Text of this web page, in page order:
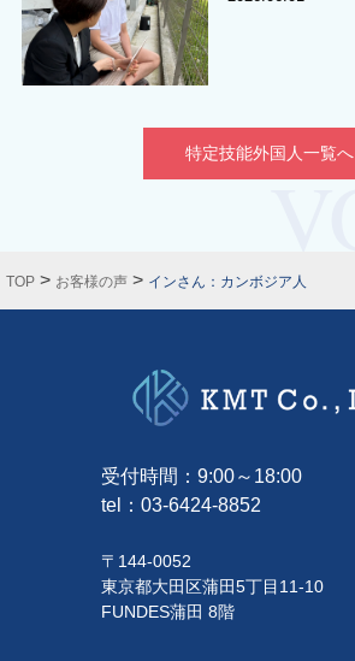
特定技能外国人一覧へ
TOP > お客様の声 > インさん：カンボジア人
受付時間：9:00～18:00
tel： 03-6424-8852
〒144-0052
東京都大田区蒲田5丁目11-10
FUNDES蒲田 8階